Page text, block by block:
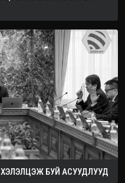
БУЙ АСУУДЛУУД